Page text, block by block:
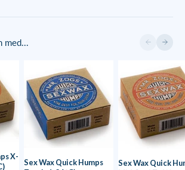
med... ForrigeNæste
X-
Sex Wax Quick Humps
Sex Wax Quick